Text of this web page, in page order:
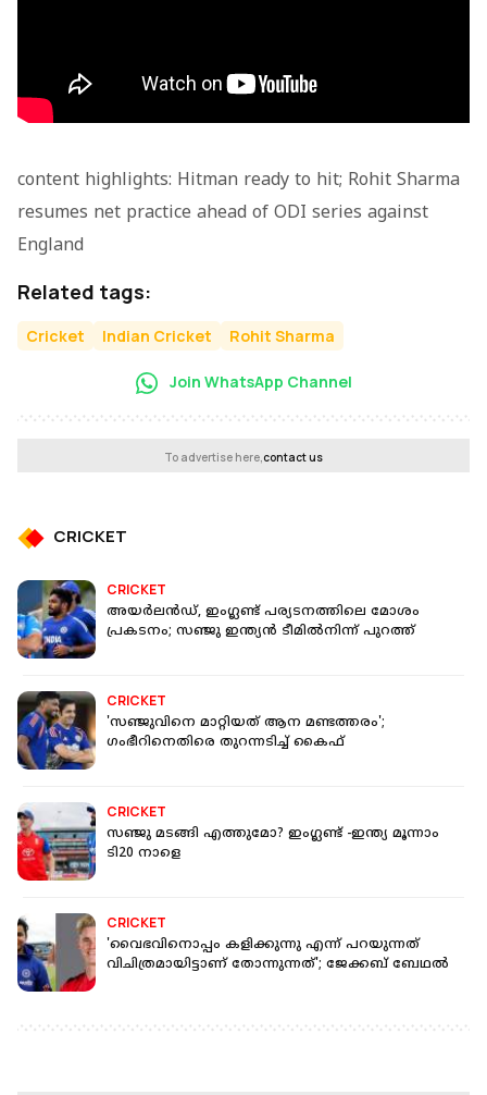
content highlights: Hitman ready to hit; Rohit Sharma
resumes net practice ahead of ODI series against
England
Related tags:
Cricket Indian Cricket Rohit Sharma
Join WhatsApp Channel
To advertise here, contact us
CRICKET
CRICKET
അയര്‍ലന്‍ഡ്, ഇംഗ്ലണ്ട് പര്യടനത്തിലെ മോശം
പ്രകടനം; സഞ്ജു ഇന്ത്യന്‍ ടീമില്‍നിന്ന് പുറത്ത്
CRICKET
'സഞ്ജുവിനെ മാറ്റിയത് ആന മണ്ടത്തരം';
ഗംഭീറിനെതിരെ തുറന്നടിച്ച് കൈഫ്
CRICKET
സഞ്ജു മടങ്ങി എത്തുമോ? ഇംഗ്ലണ്ട് -ഇന്ത്യ മൂന്നാം
ടി20 നാളെ
CRICKET
'വൈഭവിനൊപ്പം കളിക്കുന്നു എന്ന് പറയുന്നത്
വിചിത്രമായിട്ടാണ് തോന്നുന്നത്'; ജേക്കബ് ബേഥല്‍